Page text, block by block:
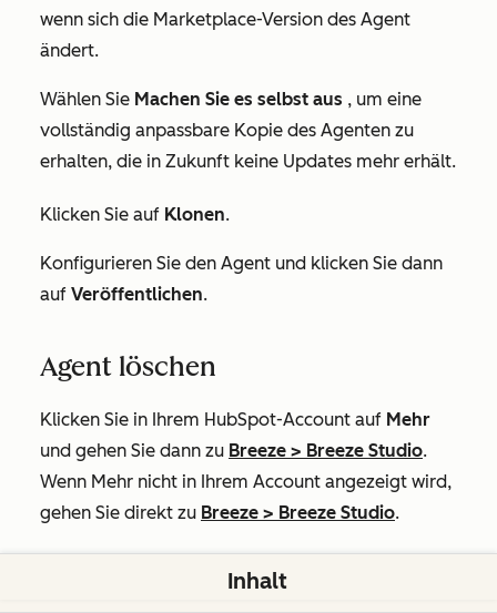
wenn sich die Marketplace-Version des Agent
ändert.
Wählen Sie Machen Sie es selbst aus , um eine
vollständig anpassbare Kopie des Agenten zu
erhalten, die in Zukunft keine Updates mehr erhält.
Klicken Sie auf Klonen.
Konfigurieren Sie den Agent und klicken Sie dann
auf Veröffentlichen.
Agent löschen
Klicken Sie in Ihrem HubSpot-Account auf Mehr
und gehen Sie dann zu Breeze > Breeze Studio.
Wenn Mehr nicht in Ihrem Account angezeigt wird,
gehen Sie direkt zu Breeze > Breeze Studio.
Bewegen Sie den Mauszeiger über die Karte
Shopify Store Performance Agent
Inhalt